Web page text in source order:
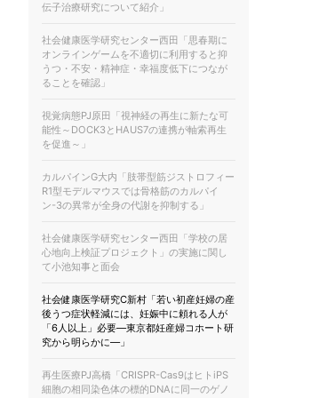
伝子治療研究について紹介」
社会健康医学研究センター西田「思春期に
オンラインゲームを不適切に利用すると抑
うつ・不安・精神症・幸福度低下につなが
ることを確認」
視覚病態PJ原田「視神経の再生に新たな可
能性～DOCK3とHAUS7の連携が軸索再生
を促進～」
カルパインG大内「肢帯型筋ジストロフィー
R1型モデルマウスでは骨格筋のカルパイ
ン-3の異常が全身の代謝を抑制する」
社会健康医学研究センター西田「学校の居
心地向上検証プロジェクト」の実施に関し
て小池知事と面会
社会健康医学研究C新村「若い初産妊婦の産
後うつ症状軽減には、妊娠中に頼れる人が
「6人以上」必要―東京都妊産婦コホート研
究から明らかに―」
再生医療PJ高橋「CRISPR-Cas9はヒトiPS
細胞の相同染色体の標的DNAに同一のゲノ